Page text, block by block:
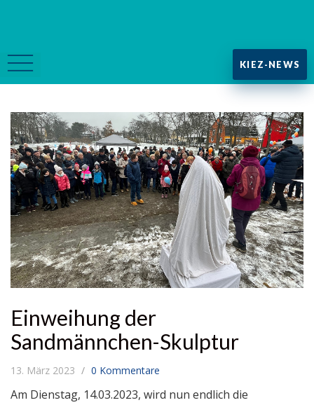
KIEZ-NEWS
Einweihung der
Sandmännchen-Skulptur
13. März 2023 0 Kommentare
Am Dienstag, 14.03.2023, wird nun endlich die